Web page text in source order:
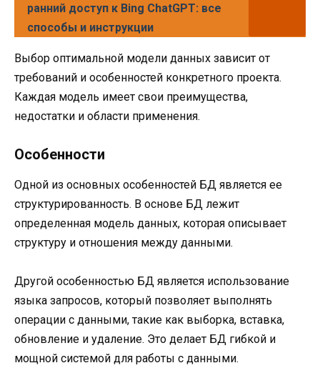
ранний доступ к Bing ChatGPT: все
способы и инструкции
Выбор оптимальной модели данных зависит от
требований и особенностей конкретного проекта.
Каждая модель имеет свои преимущества,
недостатки и области применения.
Особенности
Одной из основных особенностей БД является ее
структурированность. В основе БД лежит
определенная модель данных, которая описывает
структуру и отношения между данными.
Другой особенностью БД является использование
языка запросов, который позволяет выполнять
операции с данными, такие как выборка, вставка,
обновление и удаление. Это делает БД гибкой и
мощной системой для работы с данными.